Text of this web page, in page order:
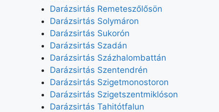
Darázsirtás Remeteszőlősön
Darázsirtás Solymáron
Darázsirtás Sukorón
Darázsirtás Szadán
Darázsirtás Százhalombattán
Darázsirtás Szentendrén
Darázsirtás Szigetmonostoron
Darázsirtás Szigetszentmiklóson
Darázsirtás Tahitótfalun